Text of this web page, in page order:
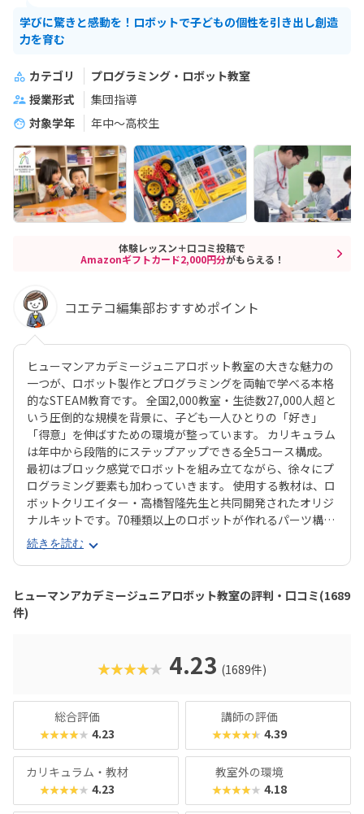
学びに驚きと感動を！ロボットで子どもの個性を引き出し創造
力を育む
カテゴリ
プログラミング・ロボット教室
授業形式
集団指導
対象学年
年中～高校生
体験レッスン＋口コミ投稿で
Amazonギフトカード2,000円分がもらえる！
コエテコ編集部おすすめポイント
ヒューマンアカデミージュニアロボット教室の大きな魅力の
一つが、ロボット製作とプログラミングを両軸で学べる本格
的なSTEAM教育です。 全国2,000教室・生徒数27,000人超と
いう圧倒的な規模を背景に、子ども一人ひとりの「好き」
「得意」を伸ばすための環境が整っています。 カリキュラム
は年中から段階的にステップアップできる全5コース構成。
最初はブロック感覚でロボットを組み立てながら、徐々にプ
ログラミング要素も加わっていきます。 使用する教材は、ロ
ボットクリエイター・高橋智隆先生と共同開発されたオリジ
ナルキットです。70種類以上のロボットが作れるパーツ構成
で、飽きずに続けやすい点も特徴です。 月2回の90分授業で
は、ロボットを完成させる「基本製作」と、オリジナル改造
に挑戦する「応用実践」を繰り返す設計。子どもたちは毎
回、新しい達成感と成長を実感できる仕組みになっていま
す。 自ら考え、試行錯誤しながらロボットを動かす経験は、
創造力や論理的思考力を育むだけでなく、学ぶ楽しさそのも
続きを読む
ヒューマンアカデミージュニアロボット教室の評判・口コミ(1689
件)
★★★★★ 4.23 (1689件)
総合評価
★★★★★ 4.23
講師の評価
★★★★★ 4.39
カリキュラム・教材
★★★★★ 4.23
教室外の環境
★★★★★ 4.18